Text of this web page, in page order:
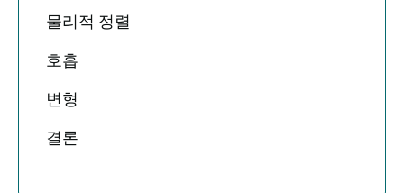
물리적 정렬
호흡
변형
결론